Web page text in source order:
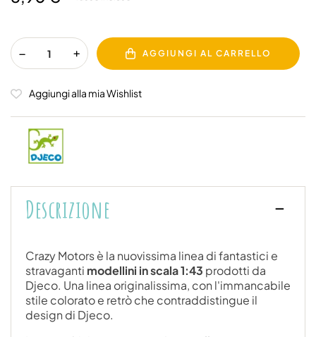
AGGIUNGI AL CARRELLO
Aggiungi alla mia Wishlist
Descrizione
Crazy Motors è la nuovissima linea di fantastici e
stravaganti modellini in scala 1:43 prodotti da
Djeco. Una linea originalissima, con l'immancabile
stile colorato e retrò che contraddistingue il
design di Djeco.